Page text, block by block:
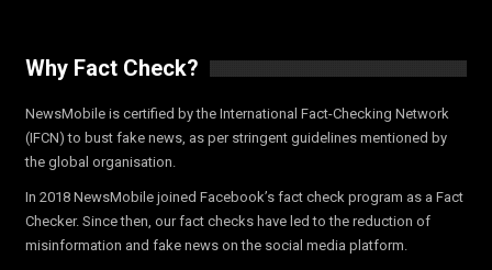
Why Fact Check?
NewsMobile is certified by the International Fact-Checking Network
(IFCN) to bust fake news, as per stringent guidelines mentioned by
the global organisation.
In 2018 NewsMobile joined Facebook’s fact check program as a Fact
Checker. Since then, our fact checks have led to the reduction of
misinformation and fake news on the social media platform.